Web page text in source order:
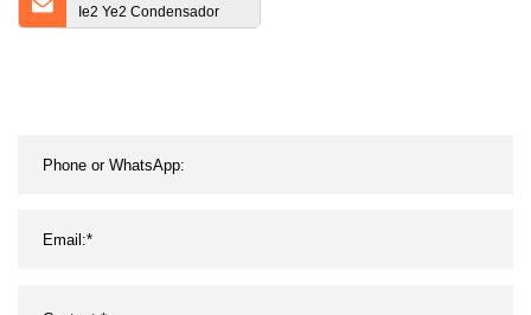
Ie2 Ye2 Condensador
Arranque y
Sopladores Bombas